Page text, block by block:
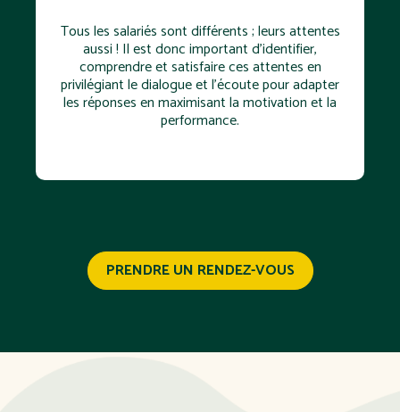
Tous les salariés sont différents ; leurs attentes
aussi ! Il est donc important d'identifier,
comprendre et satisfaire ces attentes en
privilégiant le dialogue et l’écoute pour adapter
les réponses en maximisant la motivation et la
performance.
PRENDRE UN RENDEZ-VOUS